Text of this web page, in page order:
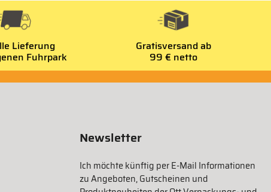
Lieferung
Fuhrpark
Gratisversand ab
99 € netto
Newsletter
Ich möchte künftig per E-Mail Informationen
zu Angeboten, Gutscheinen und